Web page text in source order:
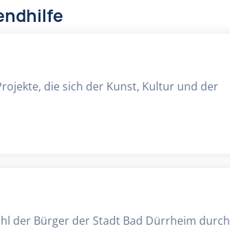
die sich der Kunst, Kultur und der
der Bürger der Stadt Bad Dürrheim durch